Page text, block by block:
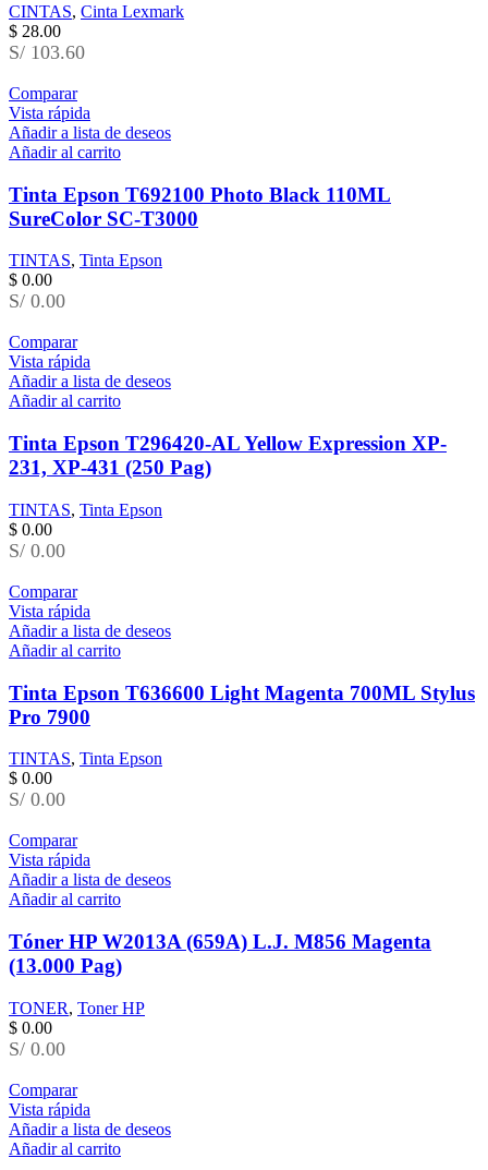
CINTAS, Cinta Lexmark
$ 28.00
S/ 103.60
Comparar
Vista rápida
Añadir a lista de deseos
Añadir al carrito
Tinta Epson T692100 Photo Black 110ML
SureColor SC-T3000
TINTAS, Tinta Epson
$ 0.00
S/ 0.00
Comparar
Vista rápida
Añadir a lista de deseos
Añadir al carrito
Tinta Epson T296420-AL Yellow Expression XP-
231, XP-431 (250 Pag)
TINTAS, Tinta Epson
$ 0.00
S/ 0.00
Comparar
Vista rápida
Añadir a lista de deseos
Añadir al carrito
Tinta Epson T636600 Light Magenta 700ML Stylus
Pro 7900
TINTAS, Tinta Epson
$ 0.00
S/ 0.00
Comparar
Vista rápida
Añadir a lista de deseos
Añadir al carrito
Tóner HP W2013A (659A) L.J. M856 Magenta
(13.000 Pag)
TONER, Toner HP
$ 0.00
S/ 0.00
Comparar
Vista rápida
Añadir a lista de deseos
Añadir al carrito